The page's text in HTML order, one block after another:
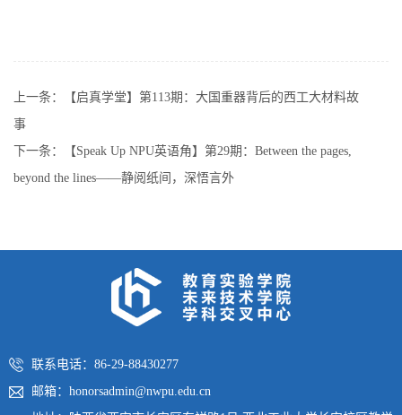
上一条：
【启真学堂】第113期：大国重器背后的西工大材料故
事
下一条：
【Speak Up NPU英语角】第29期：Between the pages,
beyond the lines——静阅纸间，深悟言外
联系电话：86-29-88430277
邮箱：honorsadmin@nwpu.edu.cn